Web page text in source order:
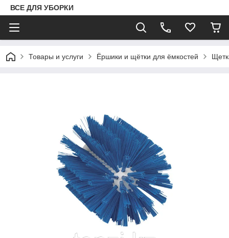
ВСЕ ДЛЯ УБОРКИ
Товары и услуги Ёршики и щётки для ёмкостей